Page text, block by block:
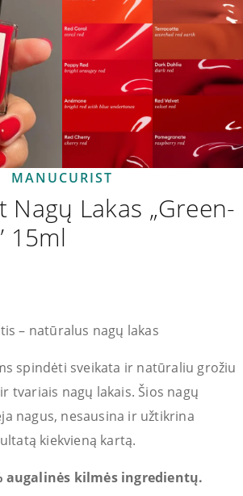
MANUCURIST
Nagų Lakas „Green-
15ml
– natūralus nagų lakas
spindėti sveikata ir natūraliu grožiu
tvariais nagų lakais. Šios nagų
nagus, nesausina ir užtikrina
kiekvieną kartą.
augalinės kilmės ingredientų.